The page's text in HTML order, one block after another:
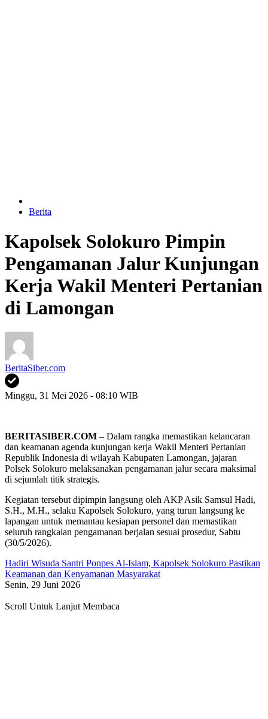
Berita
Kapolsek Solokuro Pimpin
Pengamanan Jalur Kunjungan
Kerja Wakil Menteri Pertanian
di Lamongan
BeritaSiber.com
Minggu, 31 Mei 2026 - 08:10 WIB
BERITASIBER.COM – Dalam rangka memastikan kelancaran
dan keamanan agenda kunjungan kerja Wakil Menteri Pertanian
Republik Indonesia di wilayah Kabupaten Lamongan, jajaran
Polsek Solokuro melaksanakan pengamanan jalur secara maksimal
di sejumlah titik strategis.
Kegiatan tersebut dipimpin langsung oleh AKP Asik Samsul Hadi,
S.H., M.H., selaku Kapolsek Solokuro, yang turun langsung ke
lapangan untuk memantau kesiapan personel dan memastikan
seluruh rangkaian pengamanan berjalan sesuai prosedur, Sabtu
(30/5/2026).
Hadiri Wisuda Santri Ponpes Al-Islam, Kapolsek Solokuro Pastikan
Keamanan dan Kenyamanan Masyarakat
Senin, 29 Juni 2026
Scroll Untuk Lanjut Membaca